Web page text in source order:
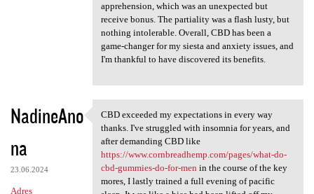
apprehension, which was an unexpected but
receive bonus. The partiality was a flash lusty, but
nothing intolerable. Overall, CBD has been a
game-changer for my siesta and anxiety issues, and
I'm thankful to have discovered its benefits.
NadineAno
na
23.06.2024
Adres
CBD exceeded my expectations
CBD exceeded my expectations in every way
thanks. I've struggled with insomnia for years, and
after demanding CBD like
https://www.cornbreadhemp.com/pages/what-do-
cbd-gummies-do-for-men in the course of the key
mores, I lastly trained a full evening of pacific